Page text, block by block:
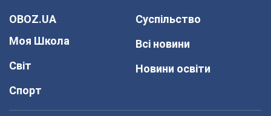
OBOZ.UA
Моя Школа
Світ
Спорт
Суспільство
Всі новини
Новини освіти